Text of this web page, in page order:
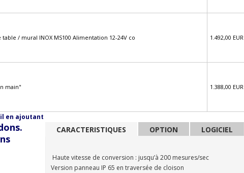
/ mural INOX MS100 Alimentation 12-24V co 1.492,00 EUR
main" 1.388,00 EUR
CARACTERISTIQUES OPTION LOGICIEL
Haute vitesse de conversion : jusqu’à 200 mesures/sec
Version panneau IP 65 en traversée de cloison
en ajoutant